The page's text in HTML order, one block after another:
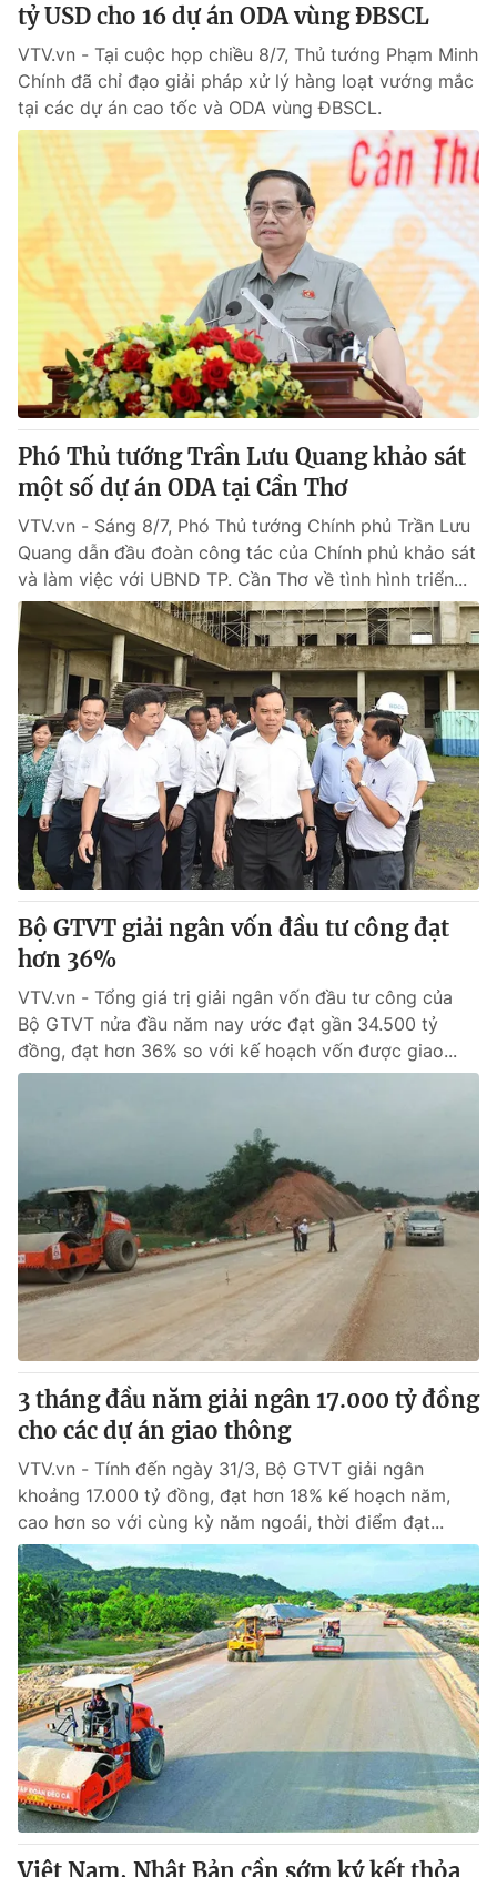
VTV9 VTV8
Liên hệ tòa soạn English
THỜI BÁO VTV
Theo dõi báo trên
Cơ quan chủ quản:Đài Truyền hình Việt Nam
Cơ quan báo chí:Thời báo VTV
Giấy phép hoạt động báo in và báo điện tử số 483/GP-BTTTT
cấp ngày 29/12/2023
Tổng Biên tập:Vũ Thanh Thủy
Phó Tổng Biên tập: Nguyễn Thị Mỹ Hạnh, Phạm Quốc Thắng,
Tổng đài VTV:
024.38 355 931 - 024.38 355 932
Ðiện thoại Thời báo VTV: 024.66 897 897
Email:toasoan@vtv.vn
Liên hệ quảng cáo:024-7300.7108
® Cấm sao chép dưới mọi hình thức nếu không có sự chấp
thuận bằng văn bản. Ghi rõ nguồn VTV.vn khi phát hành lại
thông tin từ website này.
tỷ USD cho 16 dự án ODA vùng ĐBSCL
VTV.vn - Tại cuộc họp chiều 8/7, Thủ tướng Phạm Minh
Chính đã chỉ đạo giải pháp xử lý hàng loạt vướng mắc
tại các dự án cao tốc và ODA vùng ĐBSCL.
Phó Thủ tướng Trần Lưu Quang khảo sát
một số dự án ODA tại Cần Thơ
VTV.vn - Sáng 8/7, Phó Thủ tướng Chính phủ Trần Lưu
Quang dẫn đầu đoàn công tác của Chính phủ khảo sát
và làm việc với UBND TP. Cần Thơ về tình hình triển...
Bộ GTVT giải ngân vốn đầu tư công đạt
hơn 36%
VTV.vn - Tổng giá trị giải ngân vốn đầu tư công của
Bộ GTVT nửa đầu năm nay ước đạt gần 34.500 tỷ
đồng, đạt hơn 36% so với kế hoạch vốn được giao...
3 tháng đầu năm giải ngân 17.000 tỷ đồng
cho các dự án giao thông
VTV.vn - Tính đến ngày 31/3, Bộ GTVT giải ngân
khoảng 17.000 tỷ đồng, đạt hơn 18% kế hoạch năm,
cao hơn so với cùng kỳ năm ngoái, thời điểm đạt...
Việt Nam, Nhật Bản cần sớm ký kết thỏa